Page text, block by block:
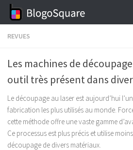
Skip to content
REVUES
Les machines de
outil très présent dans
Le découpage au laser est aujourd’hui
fabrication les plus utilisés au monde.
cette méthode offre une vaste gamme
Ce processus est plus précis et utilise
découpage de divers matériaux.